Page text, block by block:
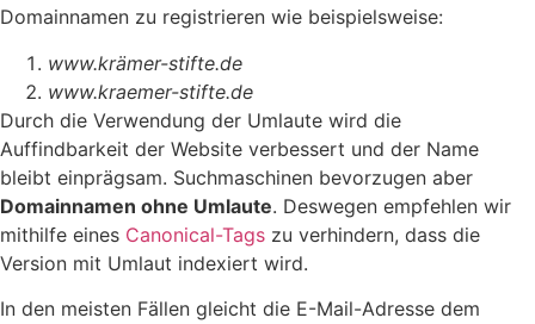
Domainnamen zu registrieren wie beispielsweise:
www.krämer-stifte.de
www.kraemer-stifte.de
Durch die Verwendung der Umlaute wird die
Auffindbarkeit der Website verbessert und der Name
bleibt einprägsam. Suchmaschinen bevorzugen aber
Domainnamen ohne Umlaute. Deswegen empfehlen wir
mithilfe eines Canonical-Tags zu verhindern, dass die
Version mit Umlaut indexiert wird.
In den meisten Fällen gleicht die E-Mail-Adresse dem